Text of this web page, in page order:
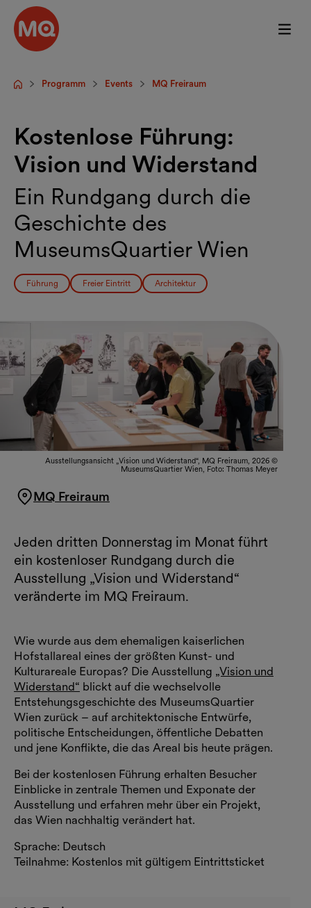
Zum Hauptinhalt springen
StartseiteProgramm Events MQ Freiraum
Kostenlose Führung:
Vision und Widerstand
Ein Rundgang durch die
Geschichte des
MuseumsQuartier Wien
Führung Freier Eintritt Architektur
Ausstellungsansicht „Vision und Widerstand“, MQ Freiraum, 2026 ©
MuseumsQuartier Wien, Foto: Thomas Meyer
MQ Freiraum
Jeden dritten Donnerstag im Monat führt
ein kostenloser Rundgang durch die
Ausstellung „Vision und Widerstand“
veränderte im MQ Freiraum.
Wie wurde aus dem ehemaligen kaiserlichen
Hofstallareal eines der größten Kunst- und
Kulturareale Europas? Die Ausstellung „Vision und
Widerstand“ blickt auf die wechselvolle
Entstehungsgeschichte des MuseumsQuartier
Wien zurück – auf architektonische Entwürfe,
politische Entscheidungen, öffentliche Debatten
und jene Konflikte, die das Areal bis heute prägen.
Bei der kostenlosen Führung erhalten Besucher
Einblicke in zentrale Themen und Exponate der
Ausstellung und erfahren mehr über ein Projekt,
das Wien nachhaltig verändert hat.
Sprache: Deutsch
Teilnahme: Kostenlos mit gültigem Eintrittsticket